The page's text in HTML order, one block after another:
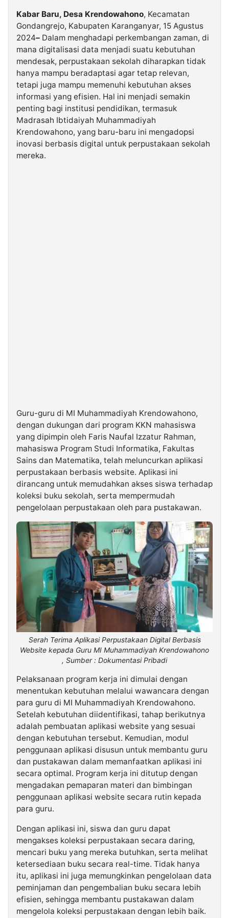
Kabarbaru.co
Kabarbaru
Media
Holding
Kabar Baru, Desa Krendowahono, Kecamatan
Gondangrejo, Kabupaten Karanganyar, 15 Agustus
2024– Dalam menghadapi perkembangan zaman, di
mana digitalisasi data menjadi suatu kebutuhan
mendesak, perpustakaan sekolah diharapkan tidak
hanya mampu beradaptasi agar tetap relevan,
tetapi juga mampu memenuhi kebutuhan akses
informasi yang efisien. Hal ini menjadi semakin
penting bagi institusi pendidikan, termasuk
Madrasah Ibtidaiyah Muhammadiyah
Krendowahono, yang baru-baru ini mengadopsi
inovasi berbasis digital untuk perpustakaan sekolah
mereka.
Guru-guru di MI Muhammadiyah Krendowahono,
dengan dukungan dari program KKN mahasiswa
yang dipimpin oleh Faris Naufal Izzatur Rahman,
mahasiswa Program Studi Informatika, Fakultas
Sains dan Matematika, telah meluncurkan aplikasi
perpustakaan berbasis website. Aplikasi ini
dirancang untuk memudahkan akses siswa terhadap
koleksi buku sekolah, serta mempermudah
pengelolaan perpustakaan oleh para pustakawan.
Serah Terima Aplikasi Perpustakaan Digital Berbasis
Website kepada Guru MI Muhammadiyah Krendowahono
, Sumber : Dokumentasi Pribadi
Pelaksanaan program kerja ini dimulai dengan
menentukan kebutuhan melalui wawancara dengan
para guru di MI Muhammadiyah Krendowahono.
Setelah kebutuhan diidentifikasi, tahap berikutnya
adalah pembuatan aplikasi website yang sesuai
dengan kebutuhan tersebut. Kemudian, modul
penggunaan aplikasi disusun untuk membantu guru
dan pustakawan dalam memanfaatkan aplikasi ini
secara optimal. Program kerja ini ditutup dengan
mengadakan pemaparan materi dan bimbingan
penggunaan aplikasi website secara rutin kepada
para guru.
Dengan aplikasi ini, siswa dan guru dapat
mengakses koleksi perpustakaan secara daring,
mencari buku yang mereka butuhkan, serta melihat
ketersediaan buku secara real-time. Tidak hanya
itu, aplikasi ini juga memungkinkan pengelolaan data
peminjaman dan pengembalian buku secara lebih
efisien, sehingga membantu pustakawan dalam
mengelola koleksi perpustakaan dengan lebih baik.